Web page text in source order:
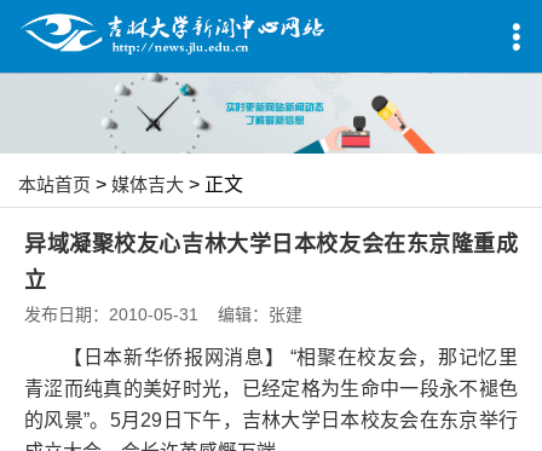
本站首页 > 媒体吉大 > 正文
异域凝聚校友心吉林大学日本校友会在东京隆重成
立
发布日期：2010-05-31 编辑：张建
【日本新华侨报网消息】 “相聚在校友会，那记忆里
青涩而纯真的美好时光，已经定格为生命中一段永不褪色
的风景”。5月29日下午，吉林大学日本校友会在东京举行